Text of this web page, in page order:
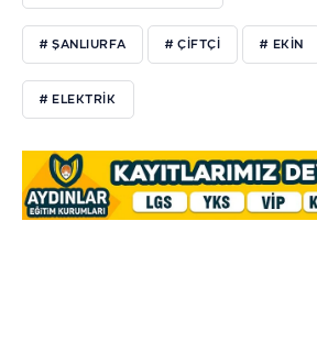
# ŞANLIURFA # ÇİFTÇİ # EKİN
# ELEKTRİK